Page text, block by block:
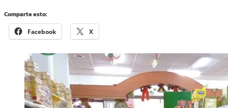
Comparte esto:
Facebook X